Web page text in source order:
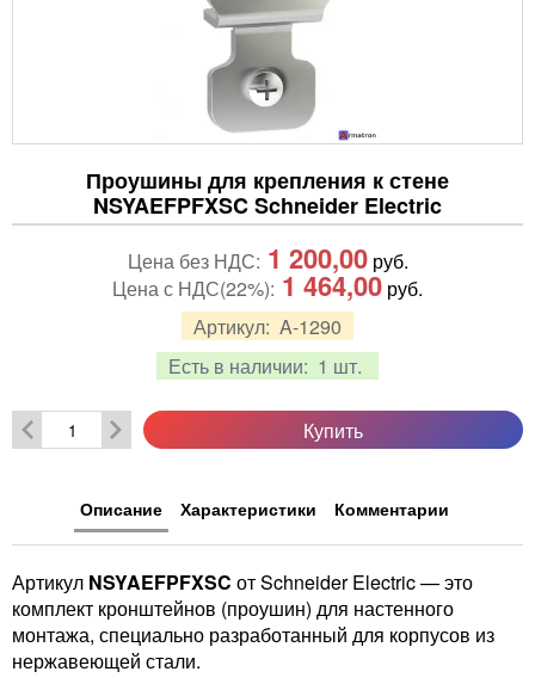
Проушины для крепления к стене
NSYAEFPFXSC Schneider Electric
Артикул: A-1290
Есть в наличии: 1 шт.
Цена без НДС: 1 200,00руб.
Цена с НДС(22%): 1 464,00 руб.
Купить
Описание Характеристики Комментарии
Артикул NSYAEFPFXSC от Schneider Electric — это
комплект кронштейнов (проушин) для настенного
монтажа, специально разработанный для корпусов из
нержавеющей стали.